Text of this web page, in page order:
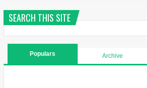
SEARCH THIS SITE
Populars Archive